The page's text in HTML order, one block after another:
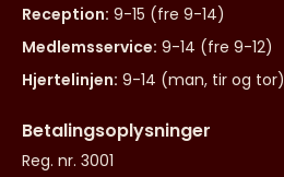
Reception: 9-15 (fre 9-14)
Medlemsservice: 9-14 (fre 9-12)
Hjertelinjen: 9-14 (man, tir og tor)
Betalingsoplysninger
Reg. nr. 3001